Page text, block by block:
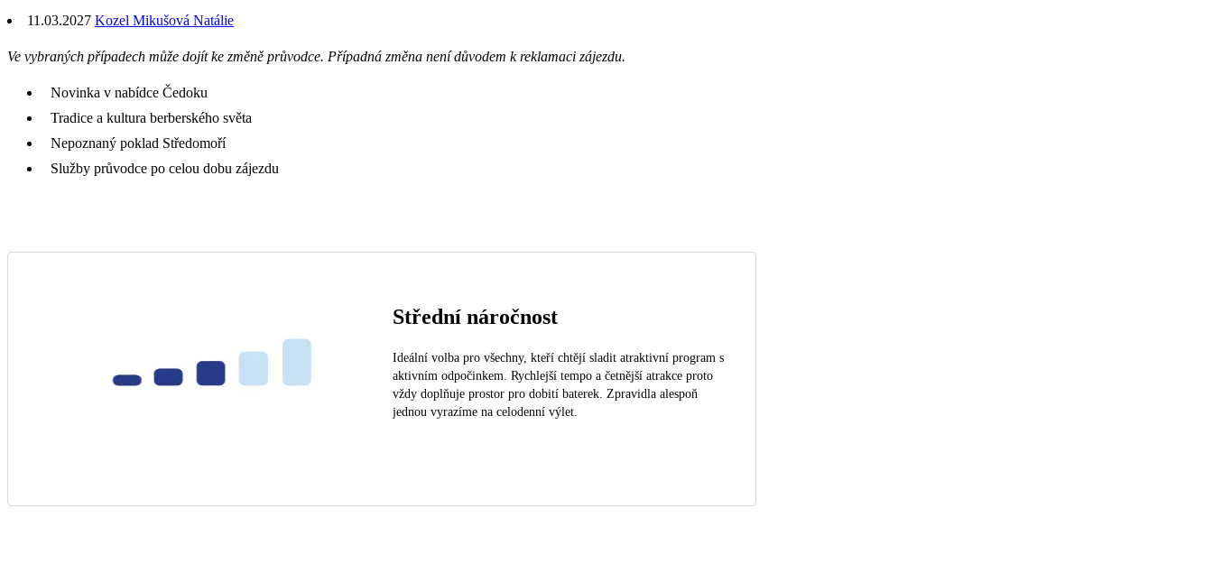
11.03.2027 Kozel Mikušová Natálie
Ve vybraných případech může dojít ke změně průvodce. Případná změna není důvodem k reklamaci zájezdu.
Novinka v nabídce Čedoku
Tradice a kultura berberského světa
Nepoznaný poklad Středomoří
Služby průvodce po celou dobu zájezdu
Střední náročnost
Ideální volba pro všechny, kteří chtějí sladit atraktivní program s
aktivním odpočinkem. Rychlejší tempo a četnější atrakce proto
vždy doplňuje prostor pro dobití baterek. Zpravidla alespoň
jednou vyrazíme na celodenní výlet.